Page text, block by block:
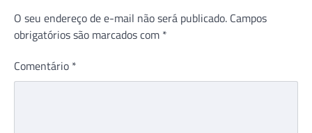
O seu endereço de e-mail não será publicado. Campos
obrigatórios são marcados com *
Comentário *